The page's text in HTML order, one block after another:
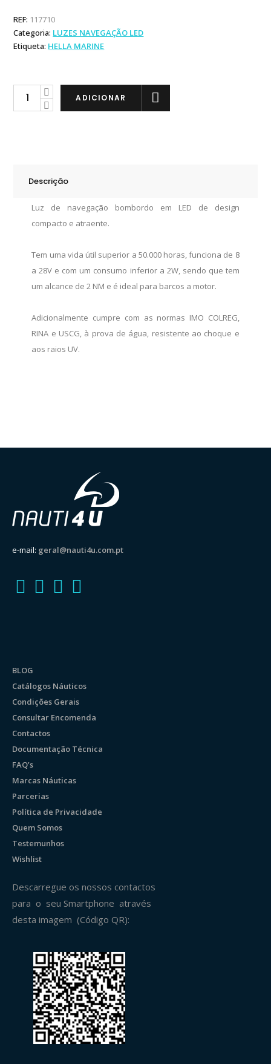
REF: 117710
Categoria: LUZES NAVEGAÇÃO LED
Etiqueta: HELLA MARINE
Hella
Bombordo
ADICIONAR
Descrição
Luz de navegação bombordo em LED de design
compacto e atraente.
Tem uma vida útil superior a 50.000 horas, funciona de 8
a 28V e com um consumo inferior a 2W, sendo que tem
um alcance de 2 NM e é ideal para barcos a motor.
Adicionalmente cumpre com as normas IMO COLREG,
RINA e USCG, à prova de água, resistente ao choque e
aos raios UV.
e-mail: geral@nauti4u.com.pt
BLOG
Catálogos Náuticos
Condições Gerais
Consultar Encomenda
Contactos
Documentação Técnica
FAQ’s
Marcas Náuticas
Parcerias
Política de Privacidade
Quem Somos
Testemunhos
Wishlist
Descarregue os nossos contactos
para o seu Smartphone através
desta imagem (Código QR):